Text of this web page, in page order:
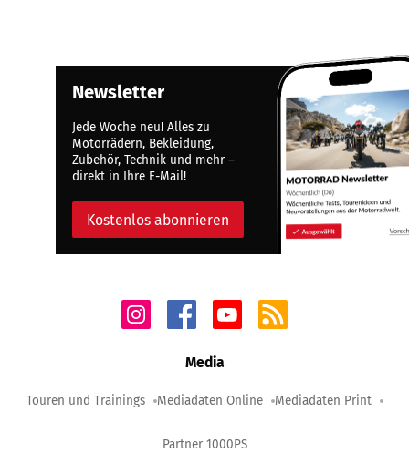
Newsletter
Jede Woche neu! Alles zu
Motorrädern, Bekleidung,
Zubehör, Technik und mehr –
direkt in Ihre E-Mail!
Kostenlos abonnieren
Media
Touren und Trainings Mediadaten Online Mediadaten Print
Partner 1000PS